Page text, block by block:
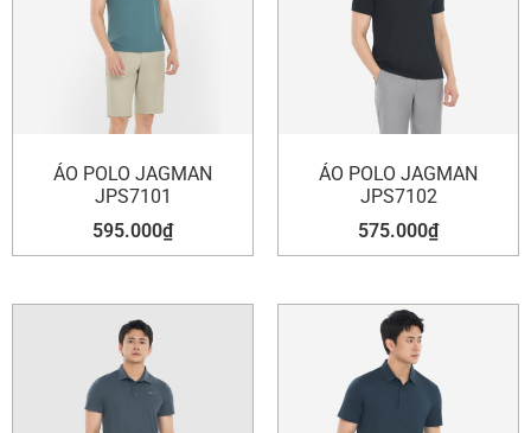
ÁO POLO JAGMAN
JPS7101
595.000₫
ÁO POLO JAGMAN
JPS7102
575.000₫